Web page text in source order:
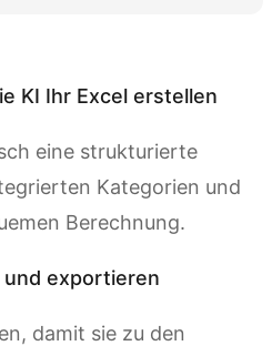
KI Ihr Excel erstellen
eine strukturierte
Kategorien und
Berechnung.
exportieren
damit sie zu den